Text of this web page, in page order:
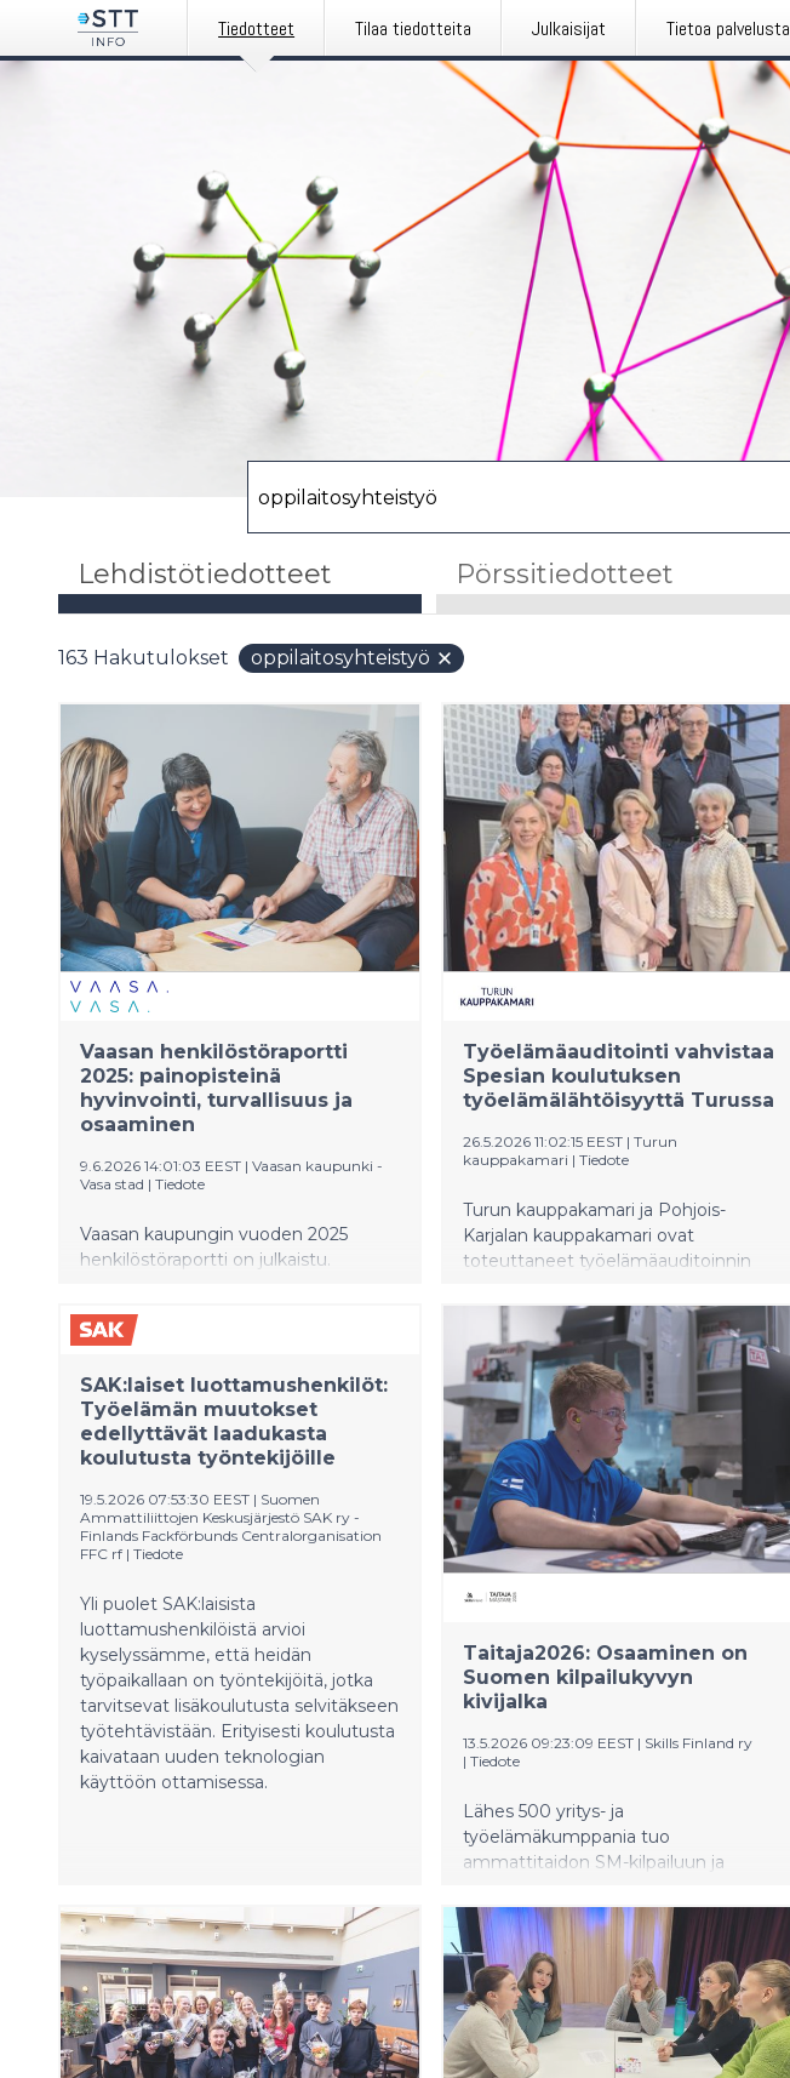
Tiedotteet Tilaa tiedotteita Julkaisijat Tietoa palvelusta
Lehdistötiedotteet Pörssitiedotteet
163 Hakutulokset oppilaitosyhteistyö
Vaasan henkilöstöraportti
2025: painopisteinä
hyvinvointi, turvallisuus ja
osaaminen
9.6.2026 14:01:03 EEST | Vaasan kaupunki -
Vasa stad | Tiedote
Vaasan kaupungin vuoden 2025
henkilöstöraportti on julkaistu.
henkilöstön työhyvinvointiin,
ennakoivaan turvallisuuskulttuuriin,
työnantajavetovoiman
vahvistamiseen.
Työelämäauditointi vahvistaa
Spesian koulutuksen
työelämälähtöisyyttä Turussa
26.5.2026 11:02:15 EEST | Turun
kauppakamari | Tiedote
Turun kauppakamari ja Pohjois-
Karjalan kauppakamari ovat
toteuttaneet työelämäauditoinnin
toimipaikassa. Auditoinnin
tavoitteena oli varmistaa, että
koulutus vastaa työelämän tarpeita ja
tukee täsmätyökykyisten opiskelijoiden
työllistymistä.
SAK:laiset luottamushenkilöt:
Työelämän muutokset
edellyttävät laadukasta
koulutusta työntekijöille
19.5.2026 07:53:30 EEST | Suomen
Ammattiliittojen Keskusjärjestö SAK ry -
Finlands Fackförbunds Centralorganisation
FFC rf | Tiedote
Yli puolet SAK:laisista
luottamushenkilöistä arvioi
kyselyssämme, että heidän
työpaikallaan on työntekijöitä, jotka
tarvitsevat lisäkoulutusta selvitäkseen
työtehtävistään. Erityisesti koulutusta
kaivataan uuden teknologian
käyttöön ottamisessa.
Taitaja2026: Osaaminen on
Suomen kilpailukyvyn
kivijalka
13.5.2026 09:23:09 EEST | Skills Finland ry
| Tiedote
Lähes 500 yritys- ja
työelämäkumppania tuo
ammattitaidon SM-kilpailuun ja
tapahtumaan teknologiaa, kalustoa ja
työelämän osaamista. Tapahtuma
näyttää konkreettisesti, miten
yritykset, oppilaitokset ja
koulutusjärjestelmä varmistavat
osaamista nyt ja tulevaisuudessa.
Uusi Taitaja-väylä avaa kilpailussa